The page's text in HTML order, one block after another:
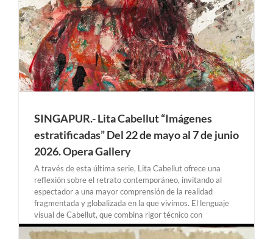
SINGAPUR.- Lita Cabellut “Imágenes
estratificadas” Del 22 de mayo al 7 de junio
2026. Opera Gallery
A través de esta última serie, Lita Cabellut ofrece una
reflexión sobre el retrato contemporáneo, invitando al
espectador a una mayor comprensión de la realidad
fragmentada y globalizada en la que vivimos. El lenguaje
visual de Cabellut, que combina rigor técnico con
intensidad expresiva, crea una tensión entre la figuración